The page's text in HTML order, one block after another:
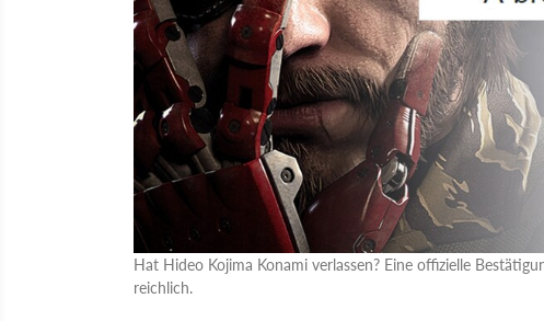
Hat Hideo Kojima Konami verlassen? Eine offizielle
reichlich.